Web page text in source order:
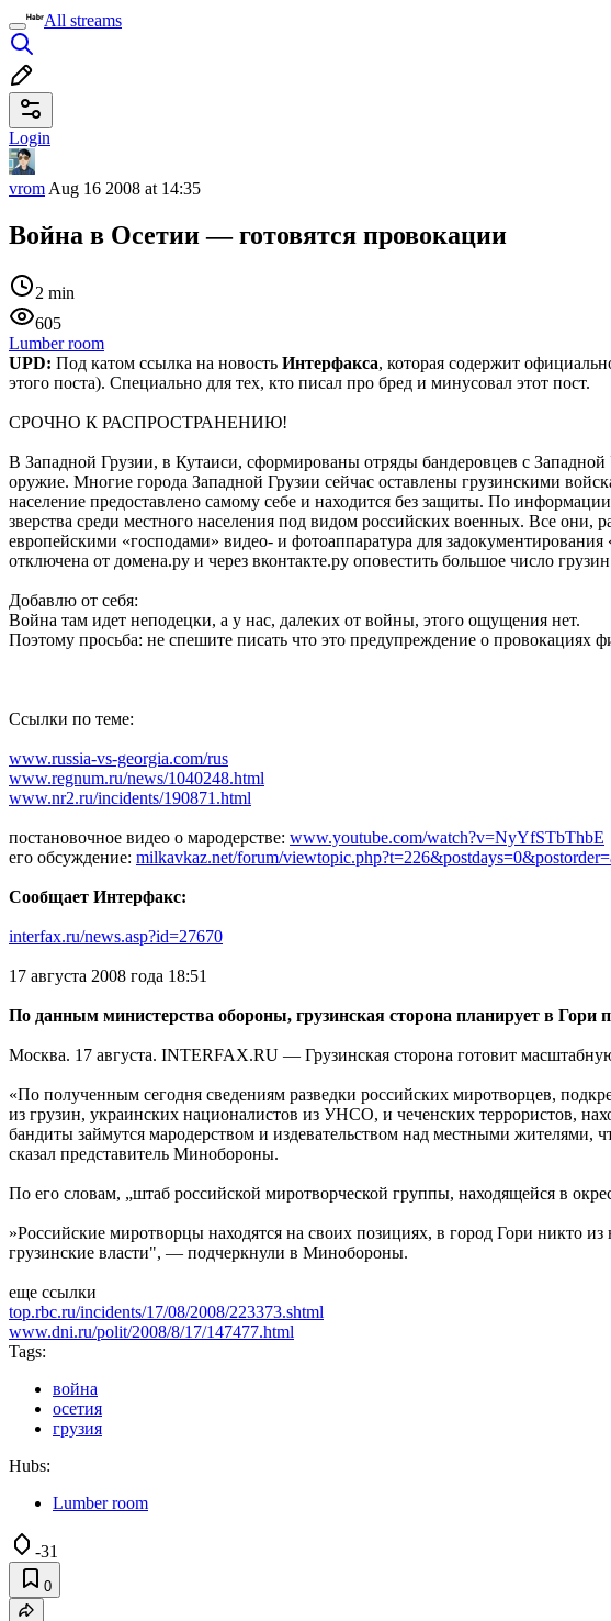
All streams
Login
vrom Aug 16 2008 at 14:35
Война в Осетии — готовятся провокации
2 min
605
Lumber room
UPD: Под катом ссылка на новость Интерфакса, которая содержит
этого поста). Специально для тех, кто писал про бред и минусовал этот пост.
СРОЧНО К РАСПРОСТРАНЕНИЮ!
В Западной Грузии, в Кутаиси, сформированы отряды бандеровцев с
оружие. Многие города Западной Грузии сейчас оставлены грузинскими
население предоставлено самому себе и находится без защиты. По
зверства среди местного населения под видом российских военных. Все они,
европейскими «господами» видео- и фотоаппаратура для
отключена от домена.ру и через вконтакте.ру оповестить большое число
Добавлю от себя:
Война там идет неподецки, а у нас, далеких от войны, этого ощущения нет.
Поэтому просьба: не спешите писать что это предупреждение о провокациях
Ссылки по теме:
www.russia-vs-georgia.com/rus
www.regnum.ru/news/1040248.html
www.nr2.ru/incidents/190871.html
постановочное видео о мародерстве: www.youtube.com/watch?v=NyYfSTbThbE
его обсуждение: milkavkaz.net/forum/
Сообщает Интерфакс:
interfax.ru/news.asp?id=27670
17 августа 2008 года 18:51
По данным министерства обороны, грузинская сторона планирует в Гори
Москва. 17 августа. INTERFAX.RU — Грузинская сторона готовит
«По полученным сегодня сведениям разведки российских миротворцев,
из грузин, украинских националистов из УНСО, и чеченских террористов,
бандиты займутся мародерством и издевательством над местными жителями,
сказал представитель Минобороны.
По его словам, „штаб российской миротворческой группы, находящейся в
»Российские миротворцы находятся на своих позициях, в город Гори никто
грузинские власти", — подчеркнули в Минобороны.
еще ссылки
top.rbc.ru/incidents/17/08/2008/223373.shtml
www.dni.ru/polit/2008/8/17/147477.html
Tags:
война
осетия
грузия
Hubs:
Lumber room
-31
0